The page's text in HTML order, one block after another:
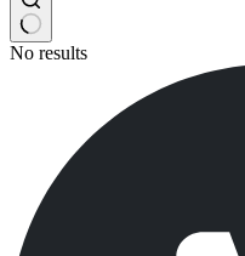
No results